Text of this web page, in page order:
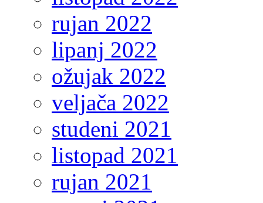
rujan 2022
lipanj 2022
ožujak 2022
veljača 2022
studeni 2021
listopad 2021
rujan 2021